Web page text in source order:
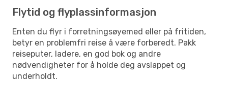
Flytid og flyplassinformasjon
Enten du flyr i forretningsøyemed eller på fritiden,
betyr en problemfri reise å være forberedt. Pakk
reiseputer, ladere, en god bok og andre
nødvendigheter for å holde deg avslappet og
underholdt.